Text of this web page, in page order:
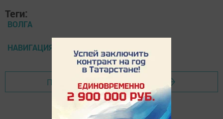
Теги:
ВОЛГА
НАВИГАЦИЯ
Перейти на страницу новости